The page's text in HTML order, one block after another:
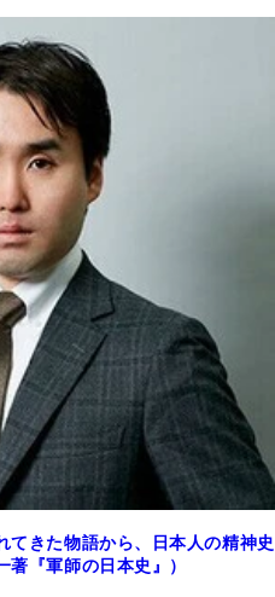
てきた物語から、日本人の精神史
『軍師の日本史』）